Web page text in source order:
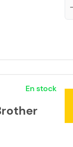
En stock